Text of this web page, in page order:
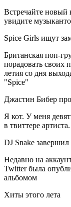
Встречайте новый
увидите
Spice Girls ищут
Британская поп-
порадовать своих
летия со дня
"Spice"
Джастин Бибер
Я кот. У меня
в твиттере артиста.
DJ Snake
Недавно на
Twitter была
альбомом
Хиты этого лета